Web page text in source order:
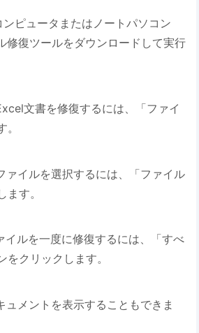
ンピュータまたはノートパソコン
修復ツールをダウンロードして実行
文書を修復するには、「ファイ
ァイルを選択するには、「ファイル
す。
イルを一度に修復するには、「すべ
クリックします。
ュメントを表示することもできま